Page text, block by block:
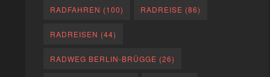
RADFAHREN (100) RADREISE (86)
RADREISEN (44)
RADWEG BERLIN-BRÜGGE (26)